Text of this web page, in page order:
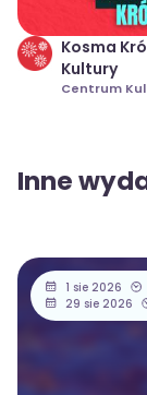
Kosma
Kultury
Centrum
Inne
1 sie 2026
29 sie 2026